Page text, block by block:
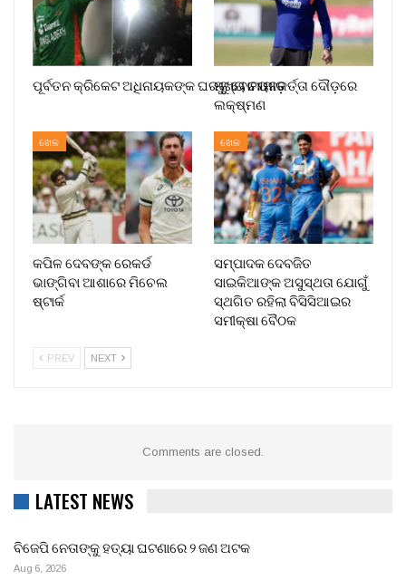
ପୂର୍ବତନ କ୍ରିକେଟ ଅଧିନାୟକଙ୍କ ଘରକୁ ବୋମାମାଡ଼ମୁଖ୍ୟ ଚୟନକର୍ତ୍ତା ଦୌଡ଼ରେ
ଲକ୍ଷ୍ମଣ
ଖେଳ
କପିଳ ଦେବଙ୍କ ରେକର୍ଡ
ଭାଙ୍ଗିବା ଆଶାରେ ମିଚେଲ
ଷ୍ଟାର୍କ
ଖେଳ
ସମ୍ପାଦକ ଦେବଜିତ
ସାଇକିଆଙ୍କ ଅସୁସ୍ଥତା ଯୋଗୁଁ
ସ୍ଥଗିତ ରହିଲା ବିସିସିଆଇର
ସମୀକ୍ଷା ବୈଠକ
PREV NEXT
Comments are closed.
LATEST NEWS
ବିଜେପି ନେତାଙ୍କୁ ହତ୍ୟା ଘଟଣାରେ ୨ ଜଣ ଅଟକ
Aug 6, 2026